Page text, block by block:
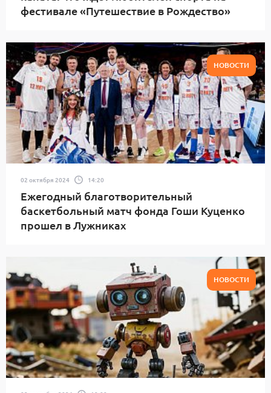
фестивале «Путешествие в Рождество»
НОВОСТИ
02 октября 2024 14:20
Ежегодный благотворительный
баскетбольный матч фонда Гоши Куценко
прошел в Лужниках
НОВОСТИ